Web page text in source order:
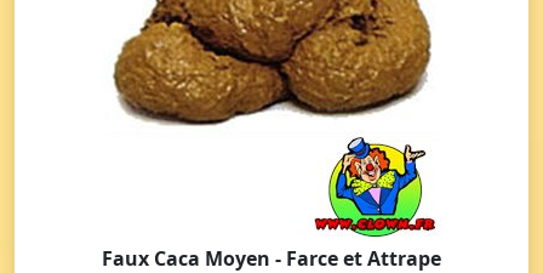
Faux Caca Moyen - Farce et Attrape